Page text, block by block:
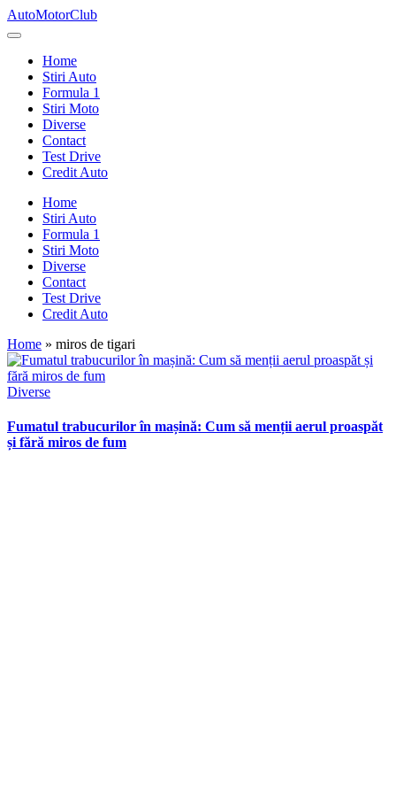
Skip
to
AutoMotorClub
Totul
masini
pasionatii
masini
Home
Stiri Auto
Formula 1
Stiri Moto
Diverse
Contact
Test Drive
Credit Auto
Home
Stiri Auto
Formula 1
Stiri Moto
Diverse
Contact
Test Drive
Credit Auto
Home » miros de tigari
Posted
Diverse
Fumatul trabucurilor în mașină: Cum să menții aerul proaspăt
și fără miros de fum